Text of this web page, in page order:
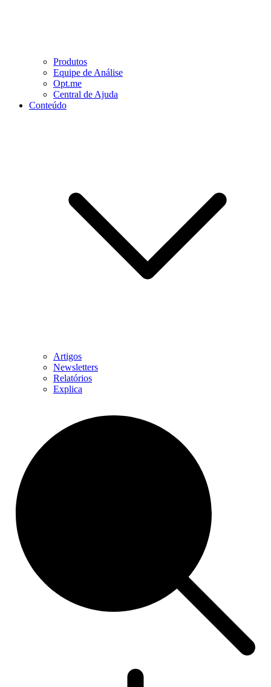
Produtos
Equipe de Análise
Opt.me
Central de Ajuda
Conteúdo
Artigos
Newsletters
Relatórios
Explica